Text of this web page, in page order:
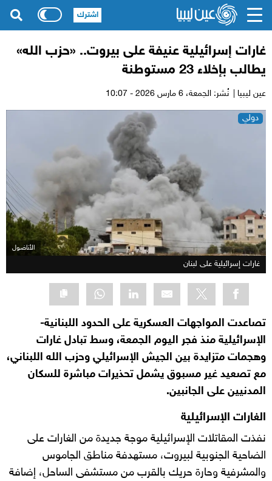
غارات إسرائيلية عنيفة على بيروت.. «حزب الله»
يطالب بإخلاء 23 مستوطنة
عين ليبيا | نُشر: الجمعة،
دولي
الأناضول
غارات إسرائيلية على لبنان
تصاعدت المواجهات العسكرية على الحدود اللبنانية-
الإسرائيلية منذ فجر اليوم الجمعة، وسط تبادل غارات
وهجمات متزايدة بين الجيش الإسرائيلي وحزب الله اللبناني،
مع تصعيد غير مسبوق يشمل تحذيرات مباشرة للسكان
المدنيين على الجانبين.
الغارات الإسرائيلية
نفذت المقاتلات الإسرائيلية موجة جديدة من الغارات على
الضاحية الجنوبية لبيروت، مستهدفة مناطق الجاموس
والمشرفية وحارة حريك بالقرب من مستشفى الساحل، إضافة
اشترك